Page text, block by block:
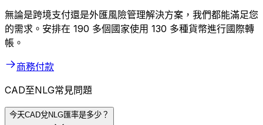
無論是跨境支付還是外匯風險管理解決方案，我們都能滿足您
的需求。安排在 190 多個國家使用 130 多種貨幣進行國際轉
帳。
商務付款
CAD至NLG常見問題
今天CAD兌NLG匯率是多少？